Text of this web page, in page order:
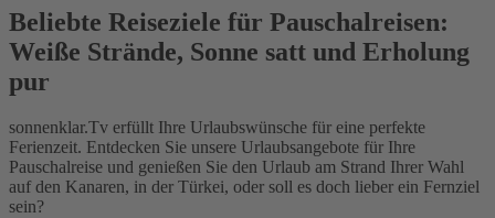
Beliebte Reiseziele für Pauschalreisen:
Weiße Strände, Sonne satt und Erholung
pur
sonnenklar.Tv erfüllt Ihre Urlaubswünsche für eine perfekte
Ferienzeit. Entdecken Sie unsere Urlaubsangebote für Ihre
Pauschalreise und genießen Sie den Urlaub am Strand Ihrer Wahl
auf den Kanaren, in der Türkei, oder soll es doch lieber ein Fernziel
sein?